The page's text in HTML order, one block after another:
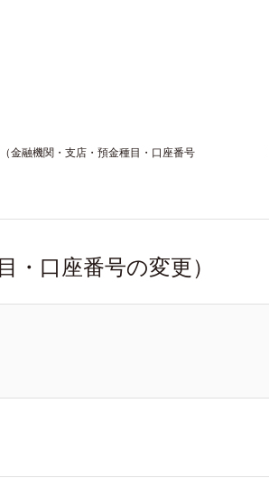
金融機関・支店・預金種目・口座番号
口座番号の変更）